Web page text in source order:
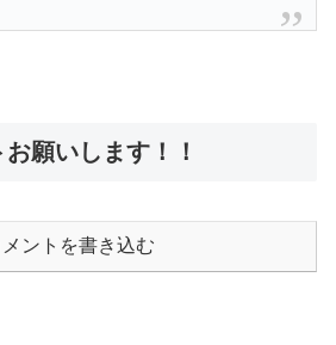
願いします！！
メントを書き込む